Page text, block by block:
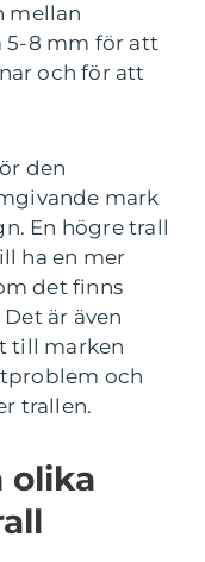
mellan
5-8 mm för att
och för att
den
mark
En högre trall
ha en mer
det finns
är även
till marken
och
trallen.
olika